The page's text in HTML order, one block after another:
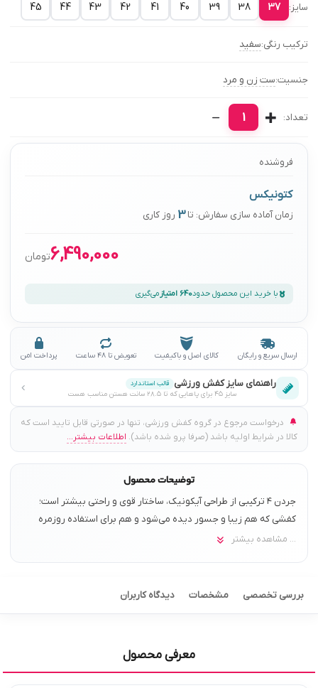
سایز: 37
38
39
40
41
42
43
44
45
ترکیب رنگی:سفید
جنسیت:ست زن و مرد
تعداد: 1
راهنمای سایز کفش ورزشی قالب استاندارد
سایز ۴۵ برای پاهایی که تا ۲۸.۵ سانت هستن مناسب هست
درخواست مرجوع در گروه کفش ورزشی، تنها در صورتی قابل تایید است که
کالا در شرایط اولیه باشد (صرفا پرو شده باشد). اطلاعات بیشتر...
فروشنده
کتونیکس
زمان آماده سازی سفارش: تا 3 روز کاری
6,490,000تومان
با خرید این محصول حدود640 امتیاز می‌گیری
ارسال سریع و رایگان کالای اصل و باکیفیت تعویض تا ۴۸ ساعت پرداخت امن
توضیحات محصول
جردن ۴ ترکیبی از طراحی آیکونیک، ساختار قوی و راحتی بیشتر است؛
کفشی که هم زیبا و جسور دیده می‌شود و هم برای استفاده روزمره
حس بهتری نسبت به مدل‌های کلاسیک‌تر دارد.
... مشاهده بیشتر
بررسی تخصصی مشخصات دیدگاه کاربران
معرفی محصول